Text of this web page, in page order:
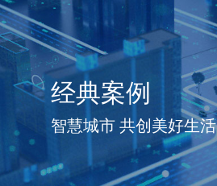
经典案例
智慧城市 共创美好生活